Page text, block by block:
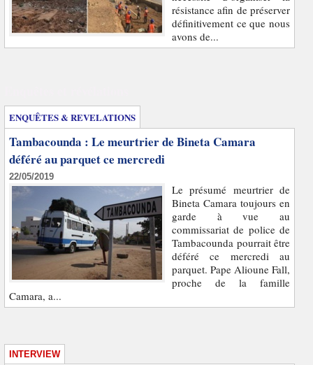
résistance afin de préserver
définitivement ce que nous
avons de...
ENQUÊTES & REVELATIONS
Tambacounda : Le meurtrier de Bineta Camara
déféré au parquet ce mercredi
22/05/2019
Le présumé meurtrier de
Bineta Camara toujours en
garde à vue au
commissariat de police de
Tambacounda pourrait être
déféré ce mercredi au
parquet. Pape Alioune Fall,
proche de la famille
Camara, a...
INTERVIEW